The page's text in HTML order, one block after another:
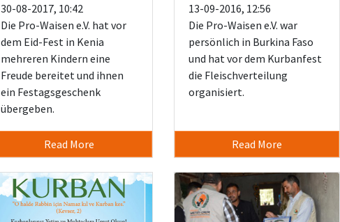
30-08-2017, 10:42
Die Pro-Waisen e.V. hat vor
dem Eid-Fest in Kenia
mehreren Kindern eine
Freude bereitet und ihnen
ein Festagsgeschenk
übergeben.
Read More
13-09-2016, 12:56
Die Pro-Waisen e.V. war
persönlich in Burkina Faso
und hat vor dem Kurbanfest
die Fleischverteilung
organisiert.
Read More